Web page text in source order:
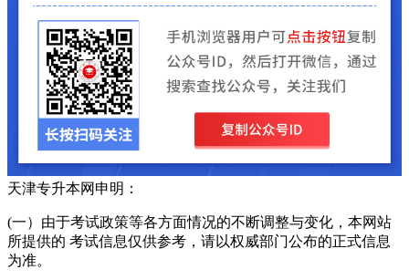
天津专升本网申明：
(一）由于考试政策等各方面情况的不断调整与变化，本网站
所提供的 考试信息仅供参考，请以权威部门公布的正式信息
为准。